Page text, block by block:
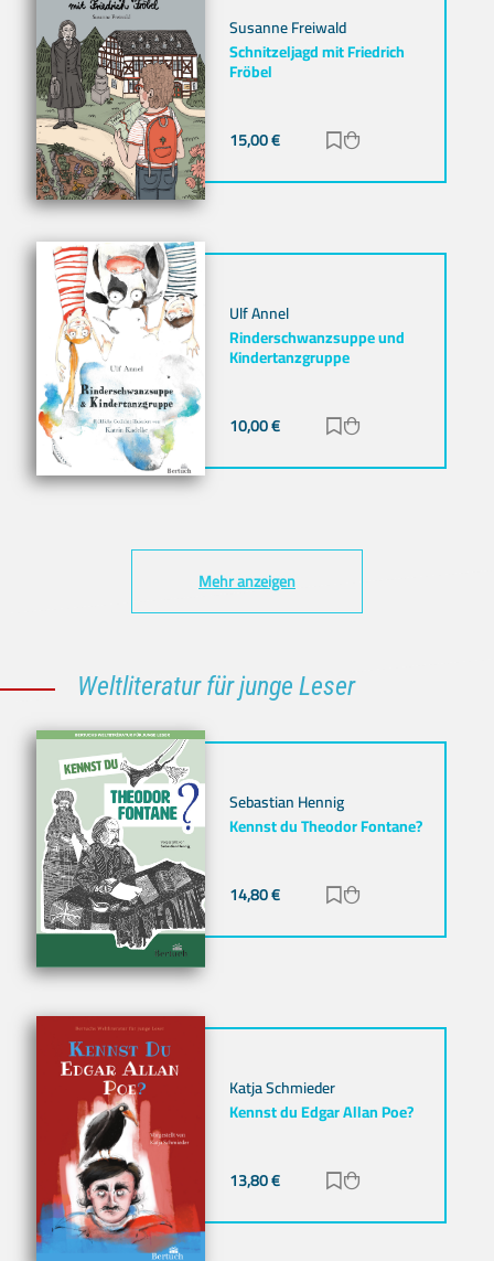
Susanne Freiwald
Schnitzeljagd mit Friedrich
Fröbel
15,00€ Zur Merkliste
Ulf Annel
Rinderschwanzsuppe und
Kindertanzgruppe
10,00€ Zur Merkliste
Mehr anzeigen
Weltliteratur für junge Leser
Sebastian Hennig
Kennst du Theodor Fontane?
14,80€ Zur Merkliste
Katja Schmieder
Kennst du Edgar Allan Poe?
13,80€ Zur Merkliste